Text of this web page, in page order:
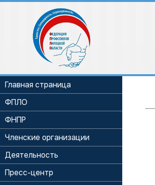
Главная страница
ФПЛО
ФНПР
Членские организации
Деятельность
Пресс-центр